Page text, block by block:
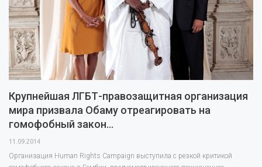
Крупнейшая ЛГБТ-правозащитная организация
мира призвала Обаму отреагировать на
гомофобный закон…
11.09.2014
Организация Human Rights Campaign выступила с резкой критикой